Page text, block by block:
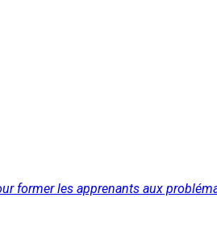
former les apprenants aux